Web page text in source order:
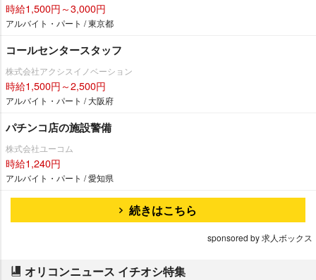
時給1,500円～3,000円
アルバイト・パート / 東京都
コールセンタースタッフ
株式会社アクシスイノベーション
時給1,500円～2,500円
アルバイト・パート / 大阪府
パチンコ店の施設警備
株式会社ユーコム
時給1,240円
アルバイト・パート / 愛知県
続きはこちら
sponsored by 求人ボックス
オリコンニュース イチオシ特集